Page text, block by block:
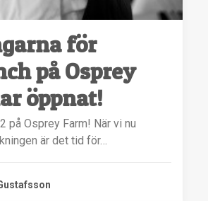
för
på Osprey
öppnat!
på Osprey Farm! När vi nu
är det tid för…